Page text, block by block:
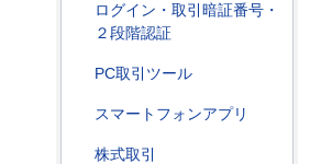
ログイン・取引暗証番号・
２段階認証
PC取引ツール
スマートフォンアプリ
株式取引